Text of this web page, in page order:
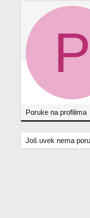
P
Poruke na profilima
Još uvek nema